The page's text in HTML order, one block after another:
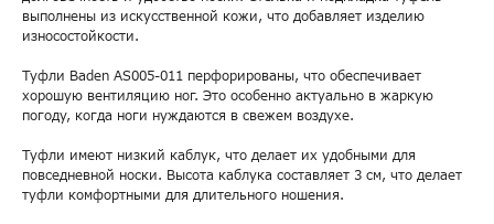
выполнены из искусственной кожи, что добавляет изделию
износостойкости.
Туфли Baden AS005-011 перфорированы, что обеспечивает
хорошую вентиляцию ног. Это особенно актуально в жаркую
погоду, когда ноги нуждаются в свежем воздухе.
Туфли имеют низкий каблук, что делает их удобными для
повседневной носки. Высота каблука составляет 3 см, что делает
туфли комфортными для длительного ношения.